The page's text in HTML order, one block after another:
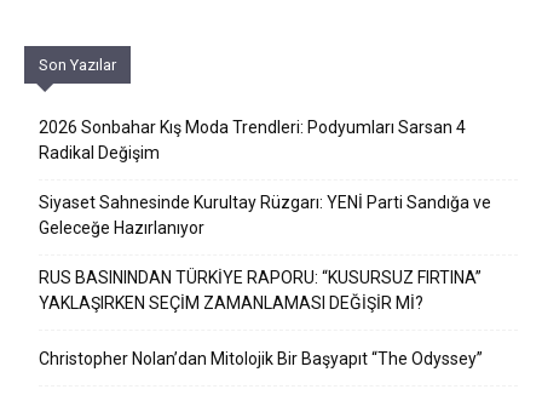
Son Yazılar
2026 Sonbahar Kış Moda Trendleri: Podyumları Sarsan 4
Radikal Değişim
Siyaset Sahnesinde Kurultay Rüzgarı: YENİ Parti Sandığa ve
Geleceğe Hazırlanıyor
RUS BASININDAN TÜRKİYE RAPORU: “KUSURSUZ FIRTINA”
YAKLAŞIRKEN SEÇİM ZAMANLAMASI DEĞİŞİR Mİ?
Christopher Nolan’dan Mitolojik Bir Başyapıt “The Odyssey”